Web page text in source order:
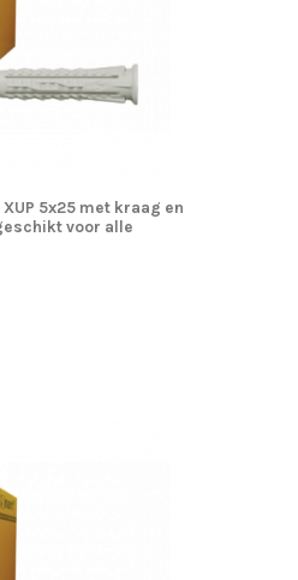
5x25 met kraag en
voor alle